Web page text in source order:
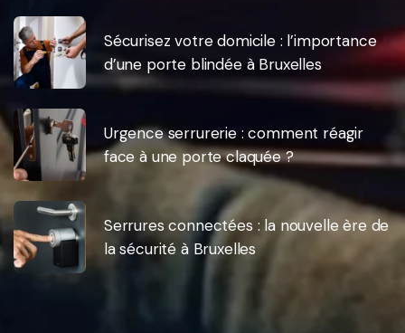
Sécurisez votre domicile : l’importance
d’une porte blindée à Bruxelles
Urgence serrurerie : comment réagir
face à une porte claquée ?
Serrures connectées : la nouvelle ère de
la sécurité à Bruxelles